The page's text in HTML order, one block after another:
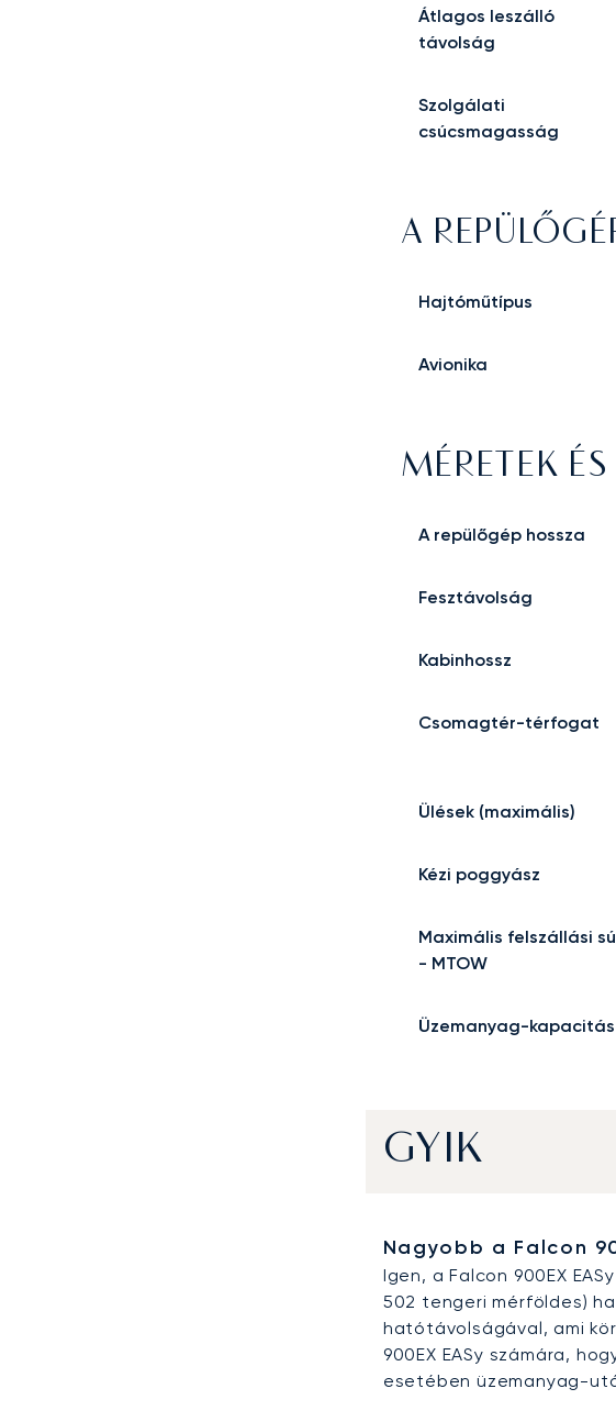
Átlagos leszálló
távolság
Szolgálati
csúcsmagasság
A
Hajtóműtípus
Avionika
MÉRETEK
A repülőgép hossza
Fesztávolság
Kabinhossz
Csomagtér-térfogat
Ülések (maximális)
Kézi poggyász
Maximális felszállási
- MTOW
Üzemanyag-kapacitás
GYIK
Nagyobb a Falcon
Igen, a Falcon 900EX
502 tengeri mérföldes)
hatótávolságával, ami
900EX EASy számára,
esetében üzemanyag-